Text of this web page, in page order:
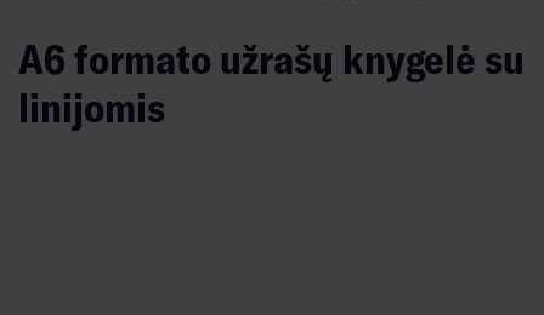
A6 formato užrašų knygelė su
linijomis